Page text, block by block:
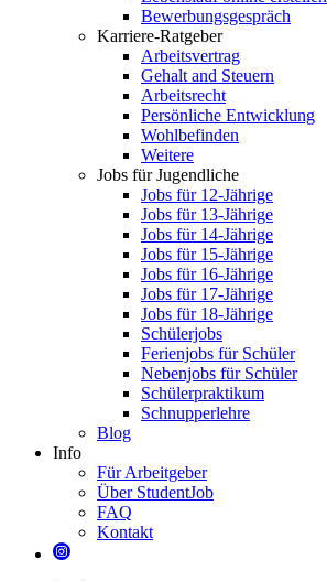
Bewerbungsgespräch
Karriere-Ratgeber
Arbeitsvertrag
Gehalt and Steuern
Arbeitsrecht
Persönliche Entwicklung
Wohlbefinden
Weitere
Jobs für Jugendliche
Jobs für 12-Jährige
Jobs für 13-Jährige
Jobs für 14-Jährige
Jobs für 15-Jährige
Jobs für 16-Jährige
Jobs für 17-Jährige
Jobs für 18-Jährige
Schülerjobs
Ferienjobs für Schüler
Nebenjobs für Schüler
Schülerpraktikum
Schnupperlehre
Blog
Info
Für Arbeitgeber
Über StudentJob
FAQ
Kontakt